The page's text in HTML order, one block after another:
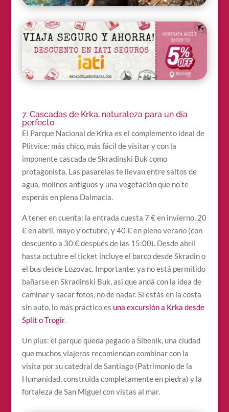
7. Cascadas de Krka, naturaleza para un día
perfecto
El Parque Nacional de Krka es el complemento ideal de
Plitvice: más chico, más fácil de visitar y con la
imponente cascada de Skradinski Buk como
protagonista. Las pasarelas te llevan entre saltos de
agua, molinos antiguos y una vegetación que no te
esperás en plena Dalmacia.
A tener en cuenta: la entrada cuesta 7 € en invierno, 20
€ en abril, mayo y octubre, y 40 € en pleno verano (con
descuento a 30 € después de las 15:00). Desde abril
hasta octubre el ticket incluye el barco desde Skradin o
el bus desde Lozovac. Importante: ya no está permitido
bañarse en Skradinski Buk, así que andá con la idea de
caminar y sacar fotos, no de nadar. Si estás en la costa
sin auto, lo más práctico es una excursión a Krka desde
Split o Trogir.
Un plus: el parque queda pegado a Šibenik, una ciudad
que muchos viajeros recomiendan combinar con la
visita por su catedral de Santiago (Patrimonio de la
Humanidad, construida completamente en piedra) y la
fortaleza de San Miguel con vistas al mar.